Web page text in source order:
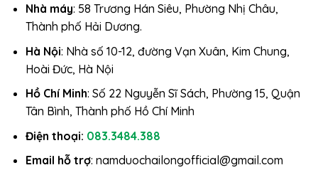
Nhà máy: 58 Trương Hán Siêu, Phường Nhị Châu,
Thành phố Hải Dương.
Hà Nội: Nhà số 10-12, đường Vạn Xuân, Kim Chung,
Hoài Đức, Hà Nội
Hồ Chí Minh: Số 22 Nguyễn Sĩ Sách, Phường 15, Quận
Tân Bình, Thành phố Hồ Chí Minh
Điện thoại: 083.3484.388
Email hỗ trợ: namduochailongofficial@gmail.com